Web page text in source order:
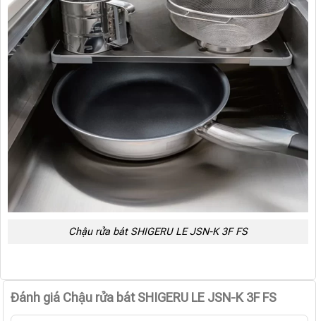
Chậu rửa bát SHIGERU LE JSN-K 3F FS
Đánh giá Chậu rửa bát SHIGERU LE JSN-K 3F FS